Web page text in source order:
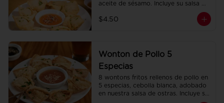
aceite de sésamo. Incluye su salsa
$4.50
Wonton de Pollo 5
Especias
8 wontons fritos rellenos de pollo en
5 especias, cebolla blanca, adobado
en nuestra salsa de ostras. Incluye su